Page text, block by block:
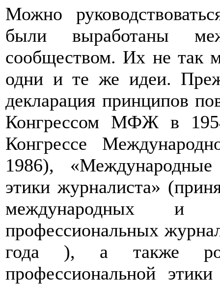
Можно
были выработаны
сообществом. Их не так
одни и те же идеи.
декларация принципов
Конгрессом МФЖ в
Конгрессе
1986),
этики журналиста»
международных и
профессиональных
года ), а также
профессиональной